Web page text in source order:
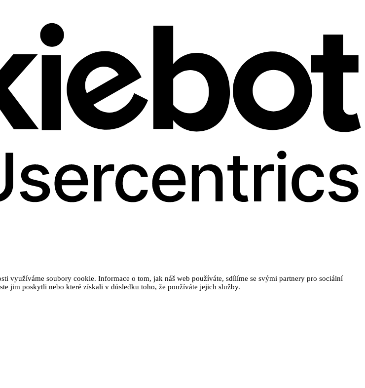
využíváme soubory cookie. Informace o tom, jak náš web používáte, sdílíme se svými partnery pro sociální
jim poskytli nebo které získali v důsledku toho, že používáte jejich služby.